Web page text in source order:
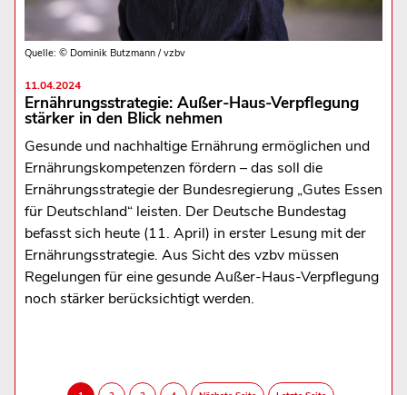
Quelle: © Dominik Butzmann / vzbv
11.04.2024
Ernährungsstrategie: Außer-Haus-Verpflegung
stärker in den Blick nehmen
Gesunde und nachhaltige Ernährung ermöglichen und
Ernährungskompetenzen fördern – das soll die
Ernährungsstrategie der Bundesregierung „Gutes Essen
für Deutschland“ leisten. Der Deutsche Bundestag
befasst sich heute (11. April) in erster Lesung mit der
Ernährungsstrategie. Aus Sicht des vzbv müssen
Regelungen für eine gesunde Außer-Haus-Verpflegung
noch stärker berücksichtigt werden.